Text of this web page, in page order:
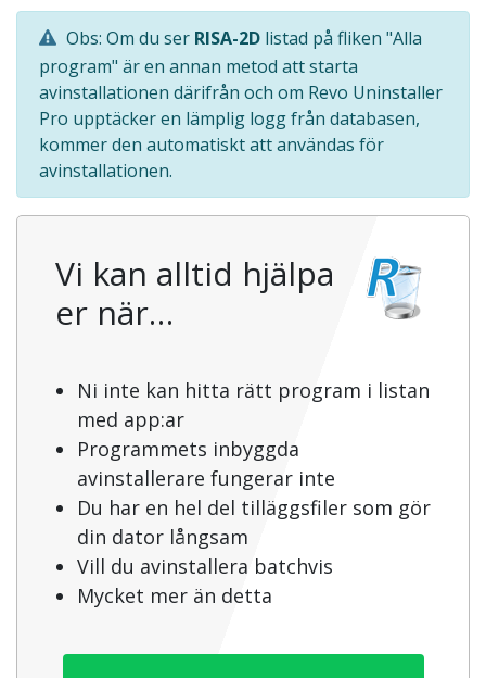
Obs: Om du ser RISA-2D listad på fliken "Alla
program" är en annan metod att starta
avinstallationen därifrån och om Revo Uninstaller
Pro upptäcker en lämplig logg från databasen,
kommer den automatiskt att användas för
avinstallationen.
Vi kan alltid hjälpa
er när…
Ni inte kan hitta rätt program i listan
med app:ar
Programmets inbyggda
avinstallerare fungerar inte
Du har en hel del tilläggsfiler som gör
din dator långsam
Vill du avinstallera batchvis
Mycket mer än detta